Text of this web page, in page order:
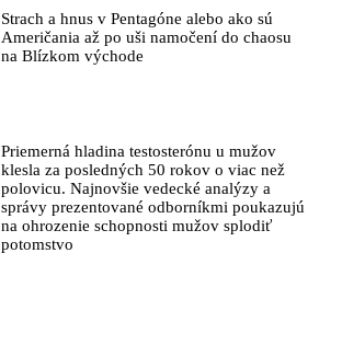
pracovníkov?“ spýtal sa
Strach a hnus v Pentagóne alebo ako sú
Američania až po uši namočení do chaosu
na Blízkom východe
Priemerná hladina testosterónu u mužov
klesla za posledných 50 rokov o viac než
polovicu. Najnovšie vedecké analýzy a
správy prezentované odborníkmi poukazujú
na ohrozenie schopnosti mužov splodiť
potomstvo